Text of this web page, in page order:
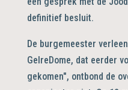
definitief besluit.
De burgemeester
GelreDome, dat eerder
gekomen", ontbond de